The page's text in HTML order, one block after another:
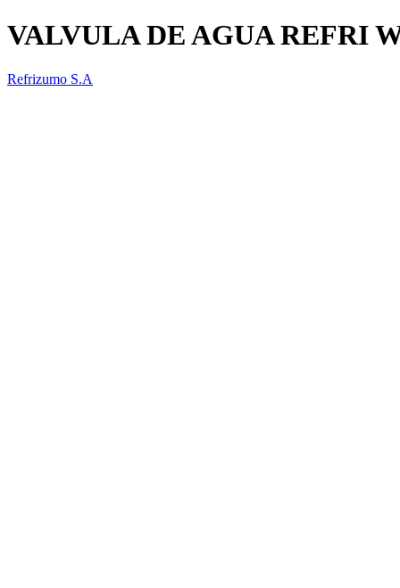
VALVULA DE AGUA REFRI
Refrizumo S.A